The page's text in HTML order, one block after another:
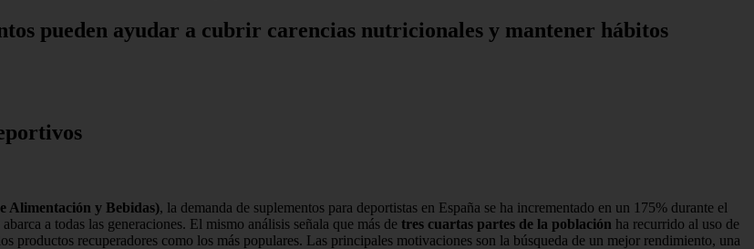
pueden ayudar a cubrir carencias nutricionales y mantener hábitos
Alimentación y Bebidas), la demanda de suplementos para deportistas en España se ha incrementado en un 175% durante el
a todas las generaciones. El mismo análisis señala que más de tres cuartas partes de la población ha recurrido al uso de
productos recuperadores como los más populares. Las principales motivaciones son la búsqueda de un mejor rendimiento, una